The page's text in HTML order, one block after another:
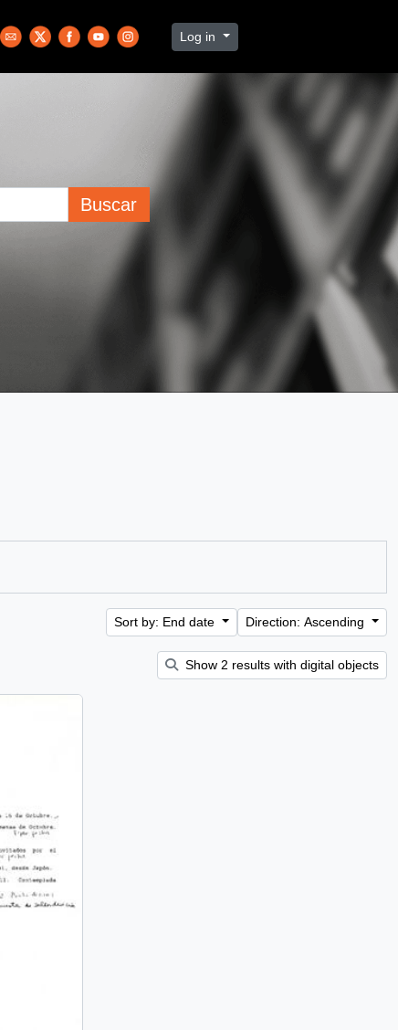
Log in
Buscar
Sort by: End date Direction: Ascending
Show 2 results with digital objects